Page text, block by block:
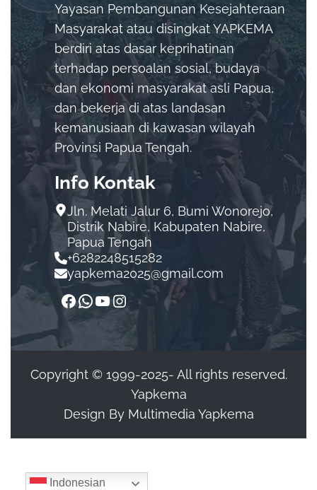
Indonesian
Yayasan Pembangunan Kesejahteraan
Masyarakat atau disingkat YAPKEMA
berdiri atas dasar keprihatinan
terhadap persoalan sosial, budaya
dan ekonomi masyarakat asli Papua,
dan bekerja di atas landasan
kemanusiaan di kawasan wilayah
Provinsi Papua Tengah.
Info Kontak
Jln. Melati Jalur 6, Bumi Wonorejo,
Distrik Nabire, Kabupaten Nabire,
Papua Tengah
+6282248515282
yapkema2025@gmail.com
Copyright © 1999-2025- All rights reserved.
Yapkema
Design By Multimedia Yapkema